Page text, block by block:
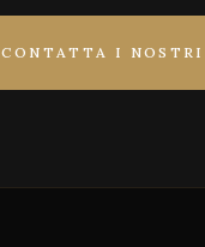
CONTATTA I